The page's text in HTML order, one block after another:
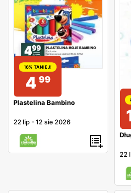
16% TANIEJ!
4 99
Plastelina Bambino
22 lip -12 sie 2026
22